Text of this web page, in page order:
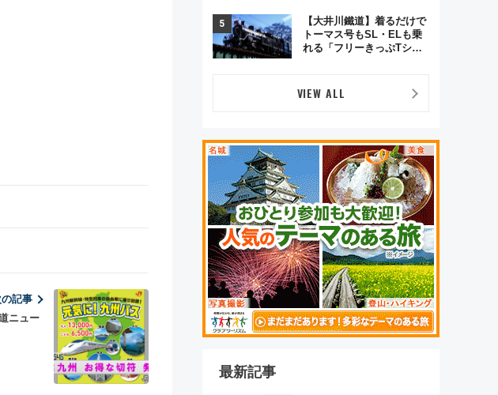
記事
ニュー
変わる？ 全テナント情報も
公開！
【大井川鐵道】着るだけで
トーマス号もSL・ELも乗
れる「フリーきっぷTシャ
VIEW ALL
最新記事